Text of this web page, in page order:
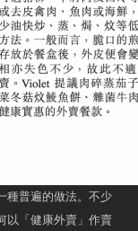
種普遍的做法。不少
以「健康外賣」作賣